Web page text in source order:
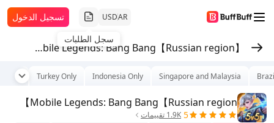
AR
USD
سجل الطلبات
تسجيل الدخول
Mobile Legends: Bang Bang【Russian region】
Singapore and Malaysia
Indonesia Only
Turkey Only
Only
Mobile Legends: Bang Bang【Russian region】
5 1.9K تقييمات